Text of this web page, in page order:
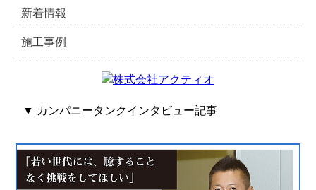
新着情報
施工事例
▼ カンパニータンクインタビュー記事